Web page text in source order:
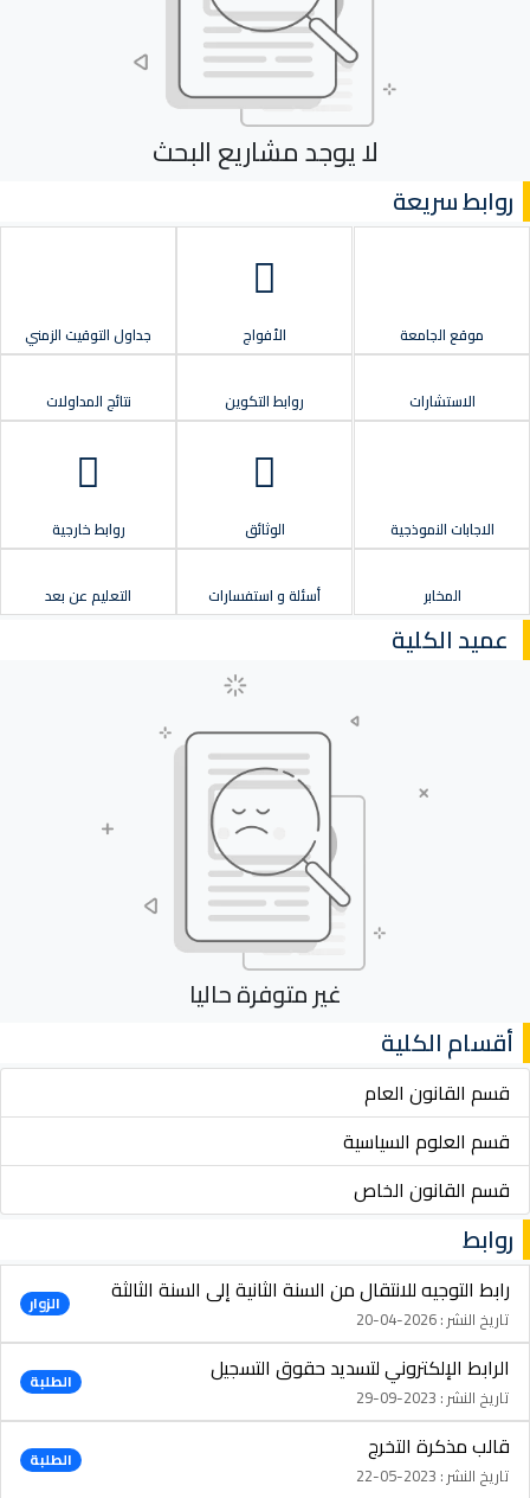
لا يوجد مشاريع البحث
روابط سريعة
موقع الجامعة الأفواج جداول التوقيت الزمني
الاستشارات روابط التكوين نتائج المداولات
الاجابات النموذجية الوثائق روابط خارجية
المخابر أسئلة و استفسارات التعليم عن بعد
عميد الكلية
غير متوفرة حاليا
أقسام الكلية
قسم القانون العام
قسم العلوم السياسية
قسم القانون الخاص
روابط
رابط التوجيه للانتقال من السنة الثانية إلى السنة الثالثة
تاريخ النشر : 2026-04-20
الزوار
الرابط الإلكتروني لتسديد حقوق التسجيل
تاريخ النشر : 2023-09-29
الطلبة
قالب مذكرة التخرج
تاريخ النشر : 2023-05-22
الطلبة